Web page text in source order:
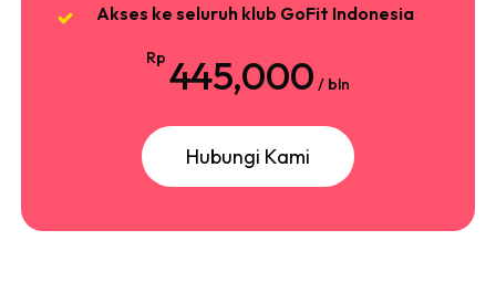
Akses ke seluruh klub GoFit Indonesia
Rp 445,000 / bln
Hubungi Kami